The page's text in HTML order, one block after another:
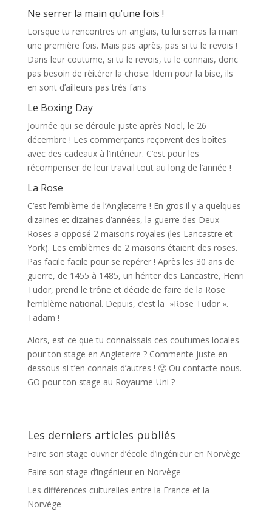
Ne serrer la main qu’une fois !
Lorsque tu rencontres un anglais, tu lui serras la main
une première fois. Mais pas après, pas si tu le revois !
Dans leur coutume, si tu le revois, tu le connais, donc
pas besoin de réitérer la chose. Idem pour la bise, ils
en sont d’ailleurs pas très fans
Le Boxing Day
Journée qui se déroule juste après Noël, le 26
décembre ! Les commerçants reçoivent des boîtes
avec des cadeaux à l’intérieur. C’est pour les
récompenser de leur travail tout au long de l’année !
La Rose
C’est l’emblème de l’Angleterre ! En gros il y a quelques
dizaines et dizaines d’années, la guerre des Deux-
Roses a opposé 2 maisons royales (les Lancastre et
York). Les emblèmes de 2 maisons étaient des roses.
Pas facile facile pour se repérer ! Après les 30 ans de
guerre, de 1455 à 1485, un hériter des Lancastre, Henri
Tudor, prend le trône et décide de faire de la Rose
l’emblème national. Depuis, c’est la »Rose Tudor ».
Tadam !
Alors, est-ce que tu connaissais ces coutumes locales
pour ton stage en Angleterre ? Commente juste en
dessous si t’en connais d’autres ! 🙂 Ou contacte-nous.
GO pour ton stage au Royaume-Uni ?
Les derniers articles publiés
Faire son stage ouvrier d’école d’ingénieur en Norvège
Faire son stage d’ingénieur en Norvège
Les différences culturelles entre la France et la
Norvège